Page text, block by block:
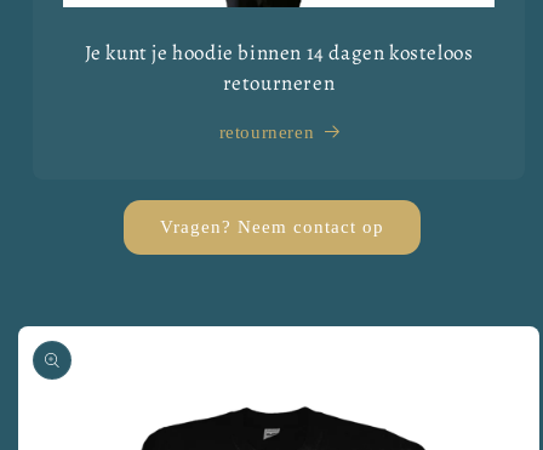
Je kunt je hoodie binnen 14 dagen kosteloos
retourneren
retourneren
Vragen? Neem contact op
direct naar